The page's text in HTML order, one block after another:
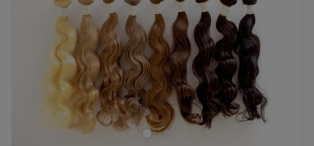
Go to venue
Παρασκευή
09:00
20:00
09:00– 17:00
Κυριακή
Κλειστό
Το Κομμωτήριο βρίσκεται στον Πειραιά και προσφέρει μια
μεγάλη γκάμα υπηρεσιών ομορφιάς
Go to venue